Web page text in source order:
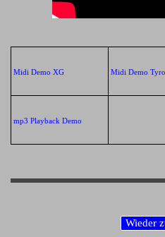
Midi Demo XG Midi Demo
mp3 Playback Demo